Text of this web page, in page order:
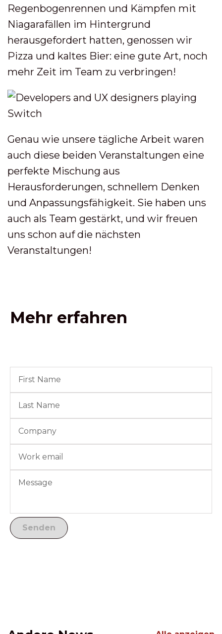
Regenbogenrennen und Kämpfen mit
Niagarafällen im Hintergrund
herausgefordert hatten, genossen wir
Pizza und kaltes Bier: eine gute Art, noch
mehr Zeit im Team zu verbringen!
Genau wie unsere tägliche Arbeit waren
auch diese beiden Veranstaltungen eine
perfekte Mischung aus
Herausforderungen, schnellem Denken
und Anpassungsfähigkeit. Sie haben uns
auch als Team gestärkt, und wir freuen
uns schon auf die nächsten
Veranstaltungen!
Mehr erfahren